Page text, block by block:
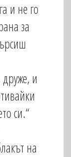
и не го
за
и
си.“
на